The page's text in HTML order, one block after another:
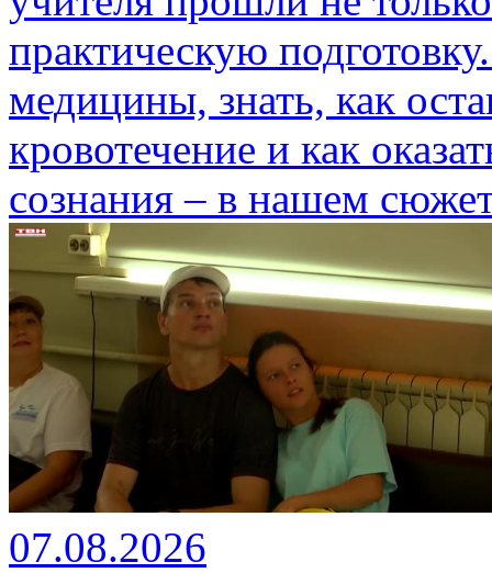
практическую
медицины, знать, как
кровотечение и как
сознания – в нашем
07.08.2026